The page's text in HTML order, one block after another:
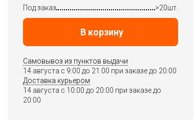
Под заказ >20шт.
В корзину
Самовывоз из пунктов выдачи
14 августа c 9:00 до 21:00 при заказе до 20:00
Доставка курьером
14 августа c 10:00 до 20:00 при заказе до
20:00